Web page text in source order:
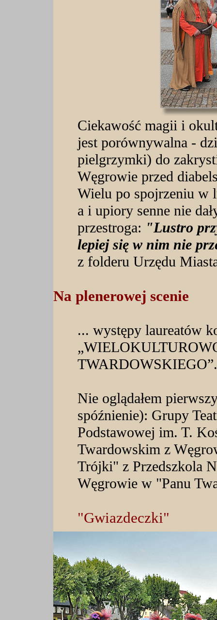
Ciekawość magii i
jest porównywalna -
pielgrzymki) do
Węgrowie przed
Wielu po spojrzeniu w
a i upiory senne nie
przestroga: "Lustro
lepiej się w nim nie
z folderu Urzędu
Na plenerowej scenie
... występy laureatów
TWARDOWSKIEGO”.
Nie oglądałem
spóźnienie): Grupy
Podstawowej im. T.
Twardowskim z
Trójki" z Przedszkola
Węgrowie w "Panu
"Gwiazdeczki"